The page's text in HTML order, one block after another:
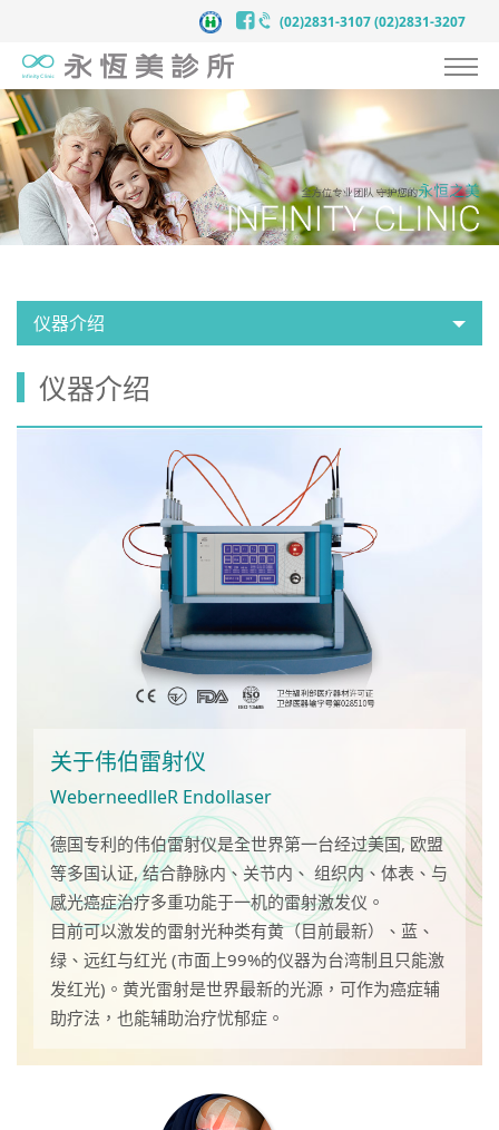
(02)2831-3107(02)2831-3207
认识永恒美
抗衰老预防医学
服务项目
医师团队
医疗新知
新闻中心
仪器介绍
仪器介绍
关于伟伯雷射仪
WeberneedlleR Endollaser
德国专利的伟伯雷射仪是全世界第一台经过美国, 欧盟
等多国认证, 结合静脉内、关节内、 组织内、体表、与
感光癌症治疗多重功能于一机的雷射激发仪。
目前可以激发的雷射光种类有黄（目前最新）、蓝、
绿、远红与红光 (市面上99%的仪器为台湾制且只能激
发红光)。黄光雷射是世界最新的光源，可作为癌症辅
助疗法，也能辅助治疗忧郁症。